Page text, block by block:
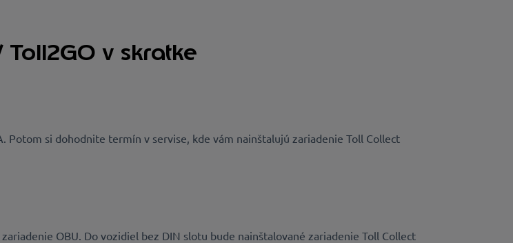
v skratke
si dohodnite termín v servise, kde vám nainštalujú zariadenie Toll Collect
OBU. Do vozidiel bez DIN slotu bude nainštalované zariadenie Toll Collect